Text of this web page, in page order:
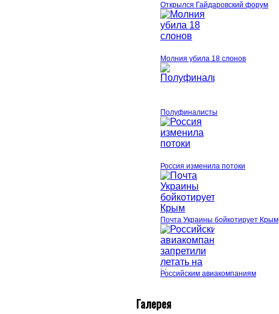
Открылся Гайдаровский форум
Молния убила 18 слонов
Полуфиналисты
Россия изменила потоки
Почта Украины бойкотирует Крым
Российским авиакомпаниям
Галерея